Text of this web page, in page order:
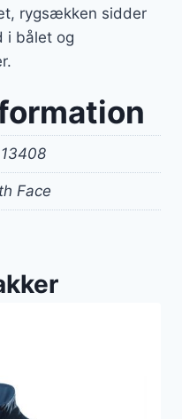
rygsækken sidder
i bålet og
Face